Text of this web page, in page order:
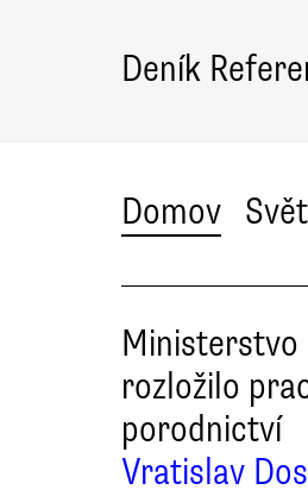
Deník
Domov Svět
rozložilo
porodnictví
Vratislav